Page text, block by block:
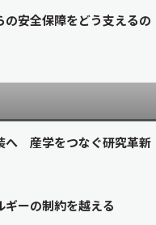
の安全保障をどう支えるの
へ 産学をつなぐ研究革新
ギーの制約を越える